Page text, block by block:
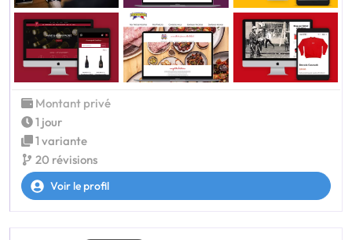
Montant privé
1 jour
1 variante
20 révisions
Voir le profil